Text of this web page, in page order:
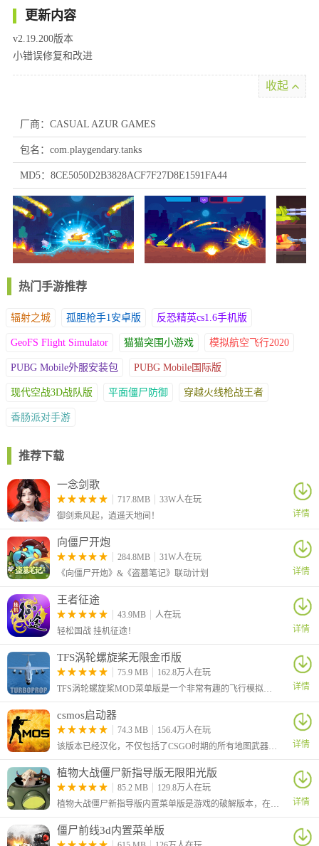
更新内容
v2.19.200版本
小错误修复和改进
收起
厂商：CASUAL AZUR GAMES
包名：com.playgendary.tanks
MD5：8CE5050D2B3828ACF7F27D8E1591FA44
热门手游推荐
辐射之城 孤胆枪手1安卓版 反恐精英cs1.6手机版
GeoFS Flight Simulator 猫猫突围小游戏 模拟航空飞行2020
PUBG Mobile外服安装包 PUBG Mobile国际版
现代空战3D战队版 平面僵尸防御 穿越火线枪战王者
香肠派对手游
推荐下载
一念剑歌
717.8MB
33W人在玩
御剑乘风起，逍遥天地间！
详情
向僵尸开炮
284.8MB
31W人在玩
《向僵尸开炮》&《盗墓笔记》联动计划
详情
王者征途
43.9MB
人在玩
轻松国战 挂机征途！
详情
TFS涡轮螺旋桨无限金币版
75.9 MB
162.8万人在玩
TFS涡轮螺旋桨MOD菜单版是一个非常有趣的飞行模拟游戏，玩家可以体验到多种版本的军用飞机和客机，学习飞行、滑行、起飞和着陆的基本知识。
详情
csmos启动器
74.3 MB
156.4万人在玩
该版本已经汉化，不仅包括了CSGO时期的所有地图武器，就连界面都一比一还原了，低端手机也可以轻松游玩。多种游戏模式等你来体验，休闲模式、竞技模式、人机对战等等，喜欢cs的小伙伴们，快来试试吧！
详情
植物大战僵尸新指导版无限阳光版
85.2 MB
129.8万人在玩
植物大战僵尸新指导版内置菜单版是游戏的破解版本，在该版本中为玩家提供无CD、大量阳光、大量锤子等等功能。这是一款策略塔防游戏，在原有指导版的基础上进行了升级修改。
详情
僵尸前线3d内置菜单版